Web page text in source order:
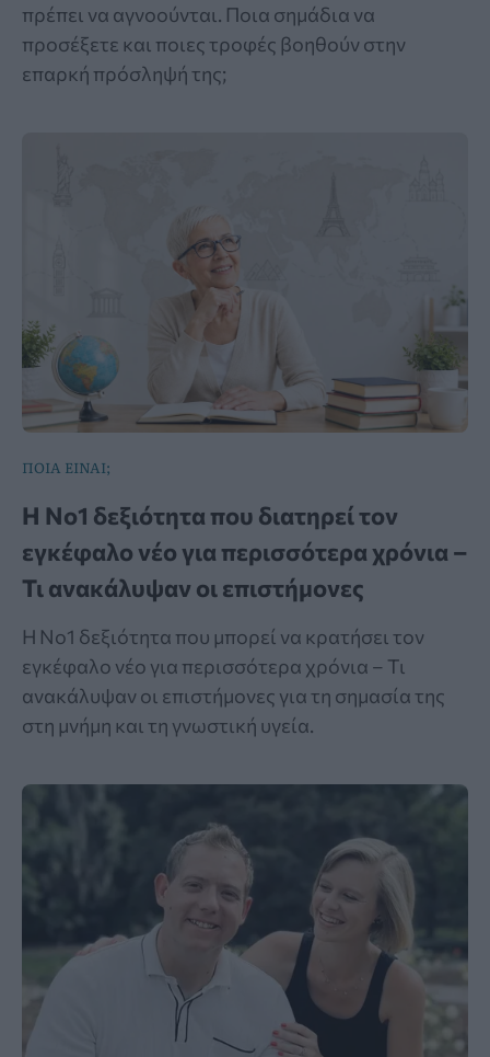
πρέπει να αγνοούνται. Ποια σημάδια να
προσέξετε και ποιες τροφές βοηθούν στην
επαρκή πρόσληψή της;
ΠΟΙΑ ΕΙΝΑΙ;
Η Νο1 δεξιότητα που διατηρεί τον
εγκέφαλο νέο για περισσότερα χρόνια –
Τι ανακάλυψαν οι επιστήμονες
Η Νο1 δεξιότητα που μπορεί να κρατήσει τον
εγκέφαλο νέο για περισσότερα χρόνια – Τι
ανακάλυψαν οι επιστήμονες για τη σημασία της
στη μνήμη και τη γνωστική υγεία.